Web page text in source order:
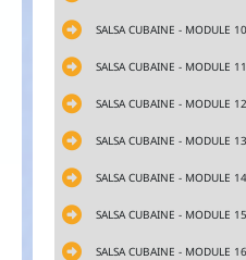
SALSA CUBAINE - MODULE
SALSA CUBAINE -
SALSA CUBAINE - MODULE
SALSA CUBAINE - MODULE
SALSA CUBAINE - MODULE
SALSA CUBAINE -
SALSA CUBAINE - MODULE